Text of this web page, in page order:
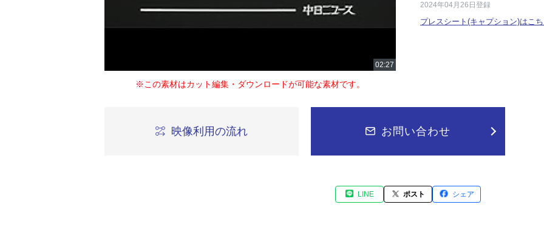
※この素材はカット編集・ダウンロードが可能な素材です。
2024年04月26日登録
プレスシート(キャプション)はこち
映像利用の流れ お問い合わせ
LINE ポスト シェア